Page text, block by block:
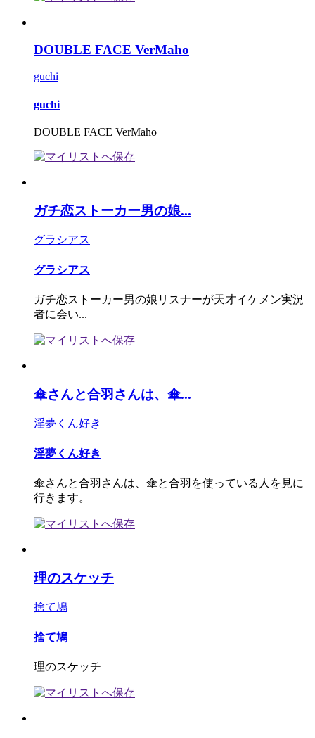
DOUBLE FACE VerMaho
guchi
guchi
DOUBLE FACE VerMaho
ガチ恋ストーカー男の娘...
グラシアス
グラシアス
ガチ恋ストーカー男の娘リスナーが天才イケメン実況
者に会い...
傘さんと合羽さんは、傘...
淫夢くん好き
淫夢くん好き
傘さんと合羽さんは、傘と合羽を使っている人を見に
行きます。
理のスケッチ
捨て鳩
捨て鳩
理のスケッチ